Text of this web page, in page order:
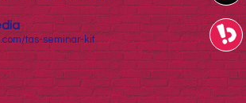
tas-seminar-kit